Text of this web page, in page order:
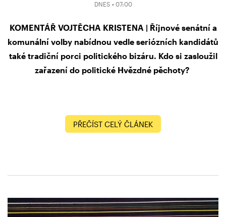
DNES • 07:00
KOMENTÁŘ VOJTĚCHA KRISTENA | Říjnové senátní a
komunální volby nabídnou vedle seriózních kandidátů
také tradiční porci politického bizáru. Kdo si zasloužil
zařazení do politické Hvězdné pěchoty?
PŘEČÍST CELÝ ČLÁNEK